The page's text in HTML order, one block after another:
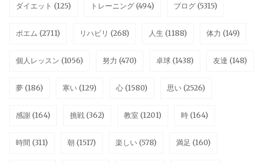
ダイエット (125) トレーニング (494) ブログ (5315)
ポエム (2711) リハビリ (268) 人生 (1188) 体力 (149)
個人レッスン (1056) 努力 (470) 卓球 (1438) 友達 (148)
夢 (186) 寒い (129) 心 (1580) 思い (2526)
感謝 (164) 挑戦 (362) 教室 (1201) 時 (164)
時間 (311) 朝 (1517) 楽しい (578) 満足 (160)